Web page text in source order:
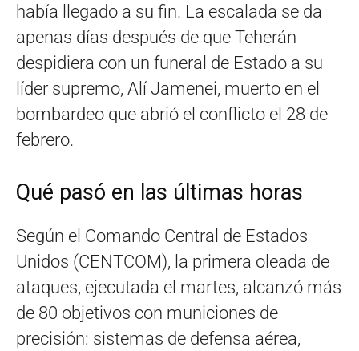
había llegado a su fin. La escalada se da
apenas días después de que Teherán
despidiera con un funeral de Estado a su
líder supremo, Alí Jamenei, muerto en el
bombardeo que abrió el conflicto el 28 de
febrero.
Qué pasó en las últimas horas
Según el Comando Central de Estados
Unidos (CENTCOM), la primera oleada de
ataques, ejecutada el martes, alcanzó más
de 80 objetivos con municiones de
precisión: sistemas de defensa aérea,